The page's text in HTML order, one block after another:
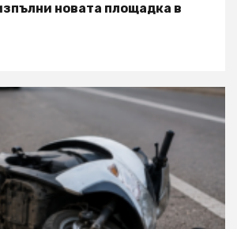
новата площадка в